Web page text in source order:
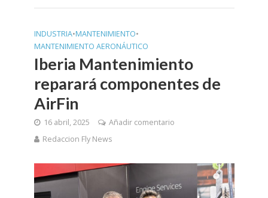
INDUSTRIA•MANTENIMIENTO•
MANTENIMIENTO AERONÁUTICO
Iberia Mantenimiento
reparará componentes de
AirFin
16 abril, 2025
Añadir comentario
Redaccion Fly News